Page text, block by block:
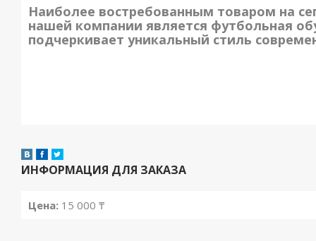
Наиболее востребованным товаром на
нашей компании является футбольная
подчеркивает уникальный стиль
ИНФОРМАЦИЯ ДЛЯ ЗАКАЗА
Цена: 15 000 ₸